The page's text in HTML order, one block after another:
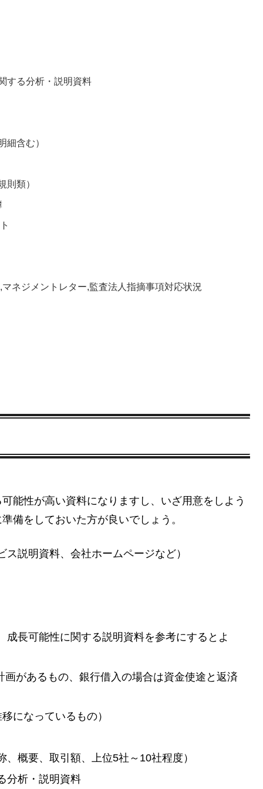
する分析・説明資料
細含む）
則類）
ネジメントレター,監査法人指摘事項対応状況
能性が高い資料になりますし、いざ用意をしよう
備をしておいた方が良いでしょう。
説明資料、会社ホームページなど）
長可能性に関する説明資料を参考にするとよ
があるもの、銀行借入の場合は資金使途と返済
になっているもの）
概要、取引額、上位5社～10社程度）
分析・説明資料